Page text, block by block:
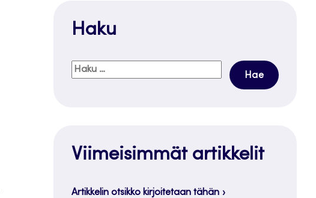
Haku
Haku:
Viimeisimmät artikkelit
Artikkelin otsikko kirjoitetaan tähän